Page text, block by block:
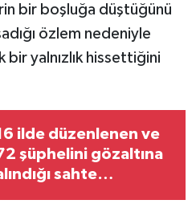
bir boşluğa düştüğünü
özlem nedeniyle
bir yalnızlık hissettiğini
ilde düzenlenen ve
şüphelini gözaltına
sahte